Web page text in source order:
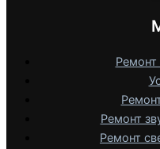
Ремонт
Ремонт
Ремонт